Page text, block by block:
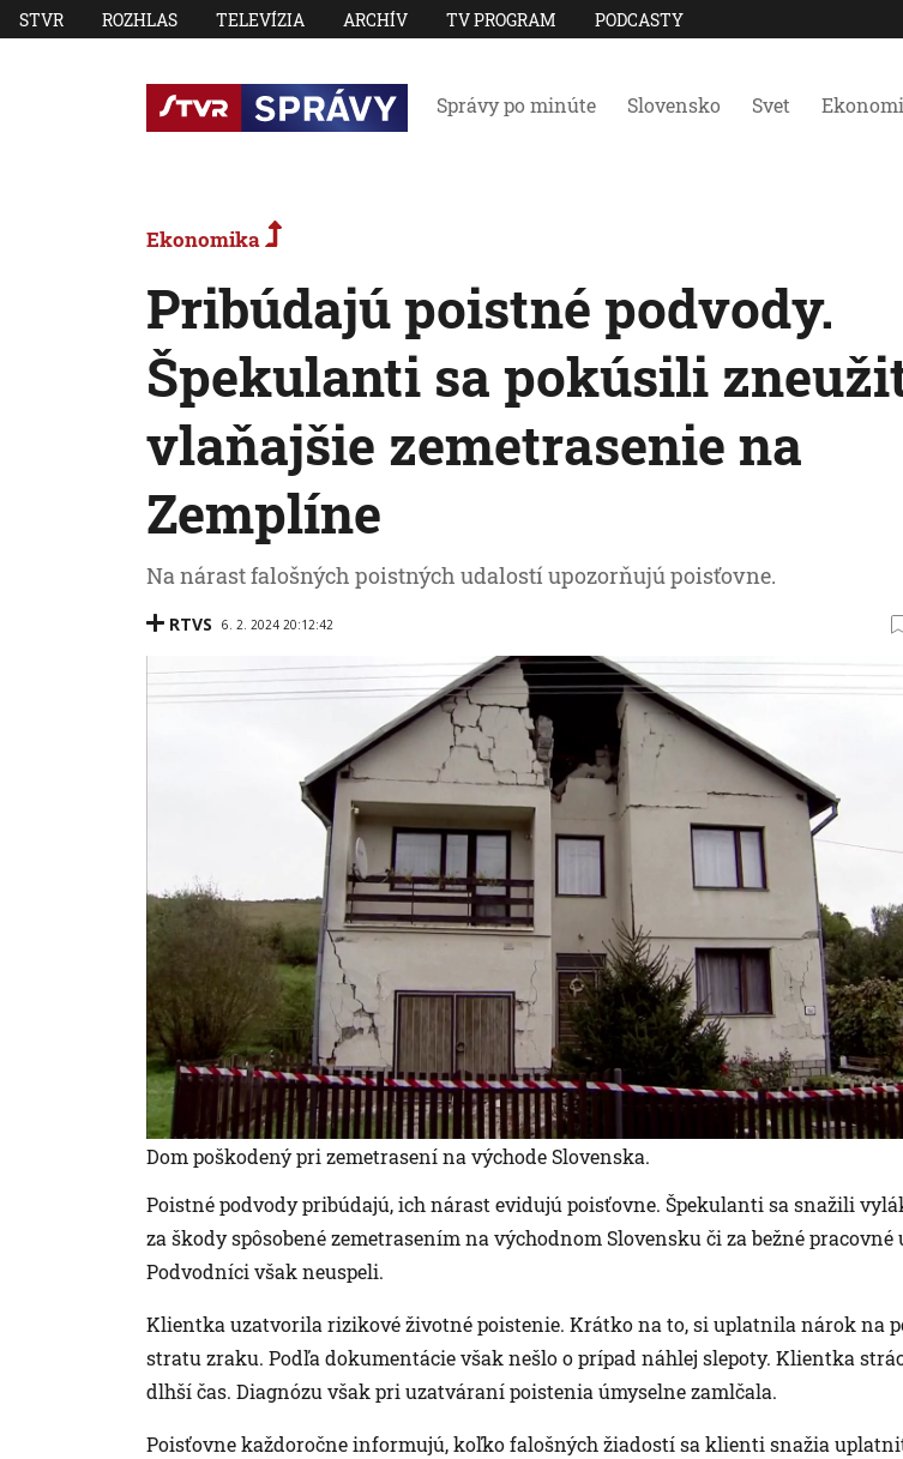
STVR ROZHLAS TELEVÍZIA ARCHÍV TV PROGRAM PODCASTY
Správy po minúte Slovensko Svet
Ekonomika
Pribúdajú poistné podvody.
Špekulanti sa pokúsili
vlaňajšie zemetrasenie na
Zemplíne
Na nárast falošných poistných udalostí upozorňujú poisťovne.
RTVS 6. 2. 2024 20:12:42
Dom poškodený pri zemetrasení na východe Slovenska.
Poistné podvody pribúdajú, ich nárast evidujú poisťovne. Špekulanti sa snažili
za škody spôsobené zemetrasením na východnom Slovensku či za bežné pracovné
Podvodníci však neuspeli.
Klientka uzatvorila rizikové životné poistenie. Krátko na to, si uplatnila nárok na
stratu zraku. Podľa dokumentácie však nešlo o prípad náhlej slepoty. Klientka
dlhší čas. Diagnózu však pri uzatváraní poistenia úmyselne zamlčala.
Poisťovne každoročne informujú, koľko falošných žiadostí sa klienti snažia